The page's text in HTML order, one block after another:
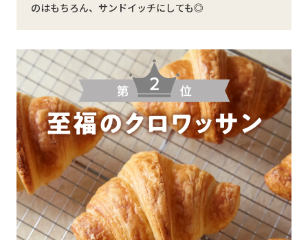
のはもちろん、サンドイッチにしても◎